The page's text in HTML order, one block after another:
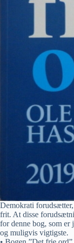
Demokrati
frit. At disse
for denne bog, som er
og muligvis vigtigste.